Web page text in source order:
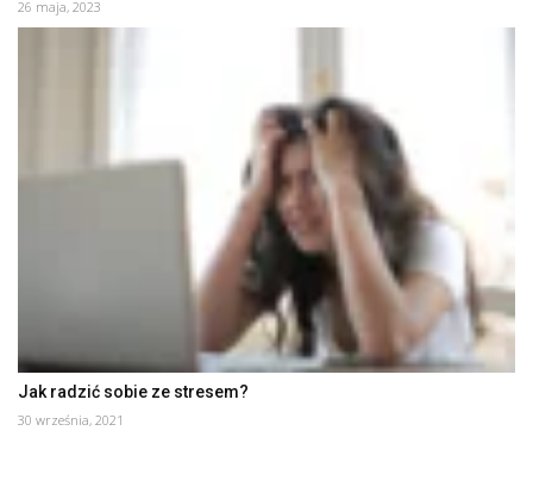
26 maja, 2023
Jak radzić sobie ze stresem?
30 września, 2021